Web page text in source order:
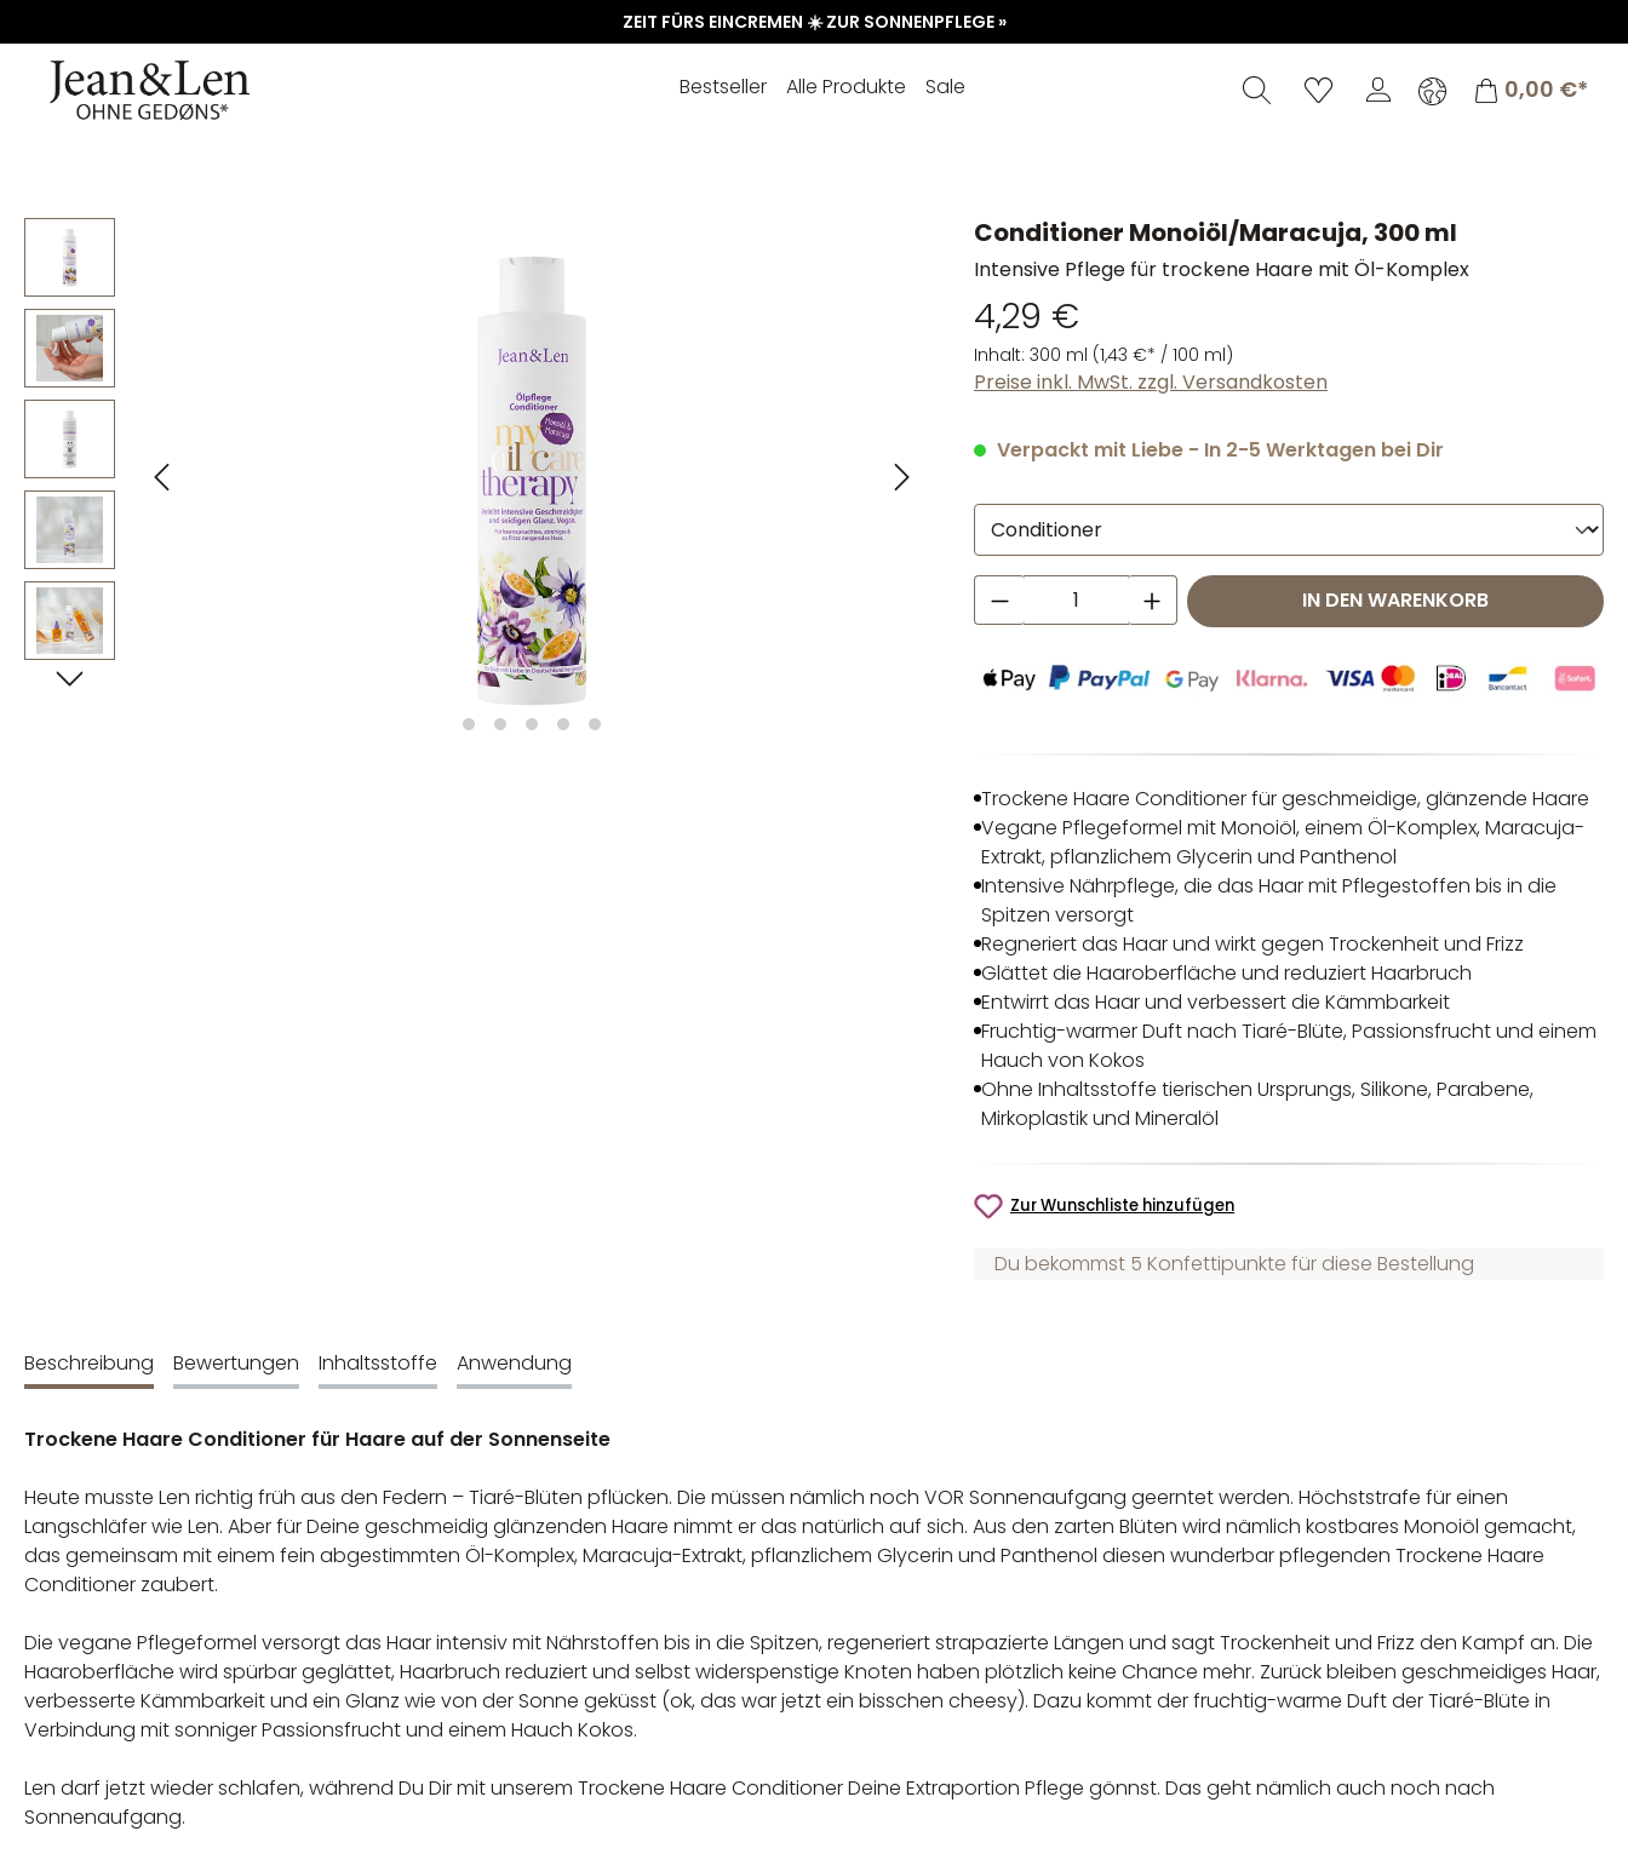
ZEIT FÜRS EINCREMEN ☀️ ZUR SONNENPFLEGE »
Bestseller Alle Produkte Sale Warenkorb
0,00 €*
Bildergalerie überspringen Conditioner Monoiöl/Maracuja, 300 ml
Intensive Pflege für trockene Haare mit Öl-Komplex
4,29 €
Inhalt: 300 ml (1,43 €* / 100 ml)
Preise inkl. MwSt. zzgl. Versandkosten
Verpackt mit Liebe - In 2-5 Werktagen bei Dir
Produkt Anzahl: Gib den gewünschten
IN DEN WARENKORB
Trockene Haare Conditioner für geschmeidige, glänzende Haare
Vegane Pflegeformel mit Monoiöl, einem Öl-Komplex, Maracuja-
Extrakt, pflanzlichem Glycerin und Panthenol
Intensive Nährpflege, die das Haar mit Pflegestoffen bis in die
Spitzen versorgt
Regneriert das Haar und wirkt gegen Trockenheit und Frizz
Glättet die Haaroberfläche und reduziert Haarbruch
Entwirrt das Haar und verbessert die Kämmbarkeit
Fruchtig-warmer Duft nach Tiaré-Blüte, Passionsfrucht und einem
Hauch von Kokos
Ohne Inhaltsstoffe tierischen Ursprungs, Silikone, Parabene,
Mirkoplastik und Mineralöl
Zur Wunschliste hinzufügen
Du bekommst 5 Konfettipunkte für diese Bestellung
Beschreibung Bewertungen Inhaltsstoffe Anwendung
Trockene Haare Conditioner für Haare auf der Sonnenseite
Heute musste Len richtig früh aus den Federn – Tiaré-Blüten pflücken. Die müssen nämlich noch VOR Sonnenaufgang geerntet werden. Höchststrafe für einen
Langschläfer wie Len. Aber für Deine geschmeidig glänzenden Haare nimmt er das natürlich auf sich. Aus den zarten Blüten wird nämlich kostbares Monoiöl gemacht,
das gemeinsam mit einem fein abgestimmten Öl-Komplex, Maracuja-Extrakt, pflanzlichem Glycerin und Panthenol diesen wunderbar pflegenden Trockene Haare
Conditioner zaubert.
Die vegane Pflegeformel versorgt das Haar intensiv mit Nährstoffen bis in die Spitzen, regeneriert strapazierte Längen und sagt Trockenheit und Frizz den Kampf an. Die
Haaroberfläche wird spürbar geglättet, Haarbruch reduziert und selbst widerspenstige Knoten haben plötzlich keine Chance mehr. Zurück bleiben geschmeidiges Haar,
verbesserte Kämmbarkeit und ein Glanz wie von der Sonne geküsst (ok, das war jetzt ein bisschen cheesy). Dazu kommt der fruchtig-warme Duft der Tiaré-Blüte in
Verbindung mit sonniger Passionsfrucht und einem Hauch Kokos.
Len darf jetzt wieder schlafen, während Du Dir mit unserem Trockene Haare Conditioner Deine Extraportion Pflege gönnst. Das geht nämlich auch noch nach
Sonnenaufgang.